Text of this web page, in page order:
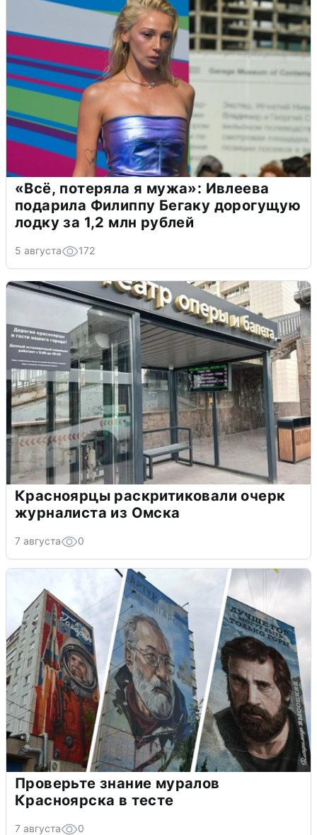
«Всё, потеряла я мужа»: Ивлеева
подарила Филиппу Бегаку дорогущую
лодку за 1,2 млн рублей
5 августа 172
Красноярцы раскритиковали очерк
журналиста из Омска
7 августа 0
Проверьте знание муралов
Красноярска в тесте
7 августа 0